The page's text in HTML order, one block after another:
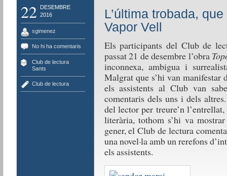
22
DESEMBRE
2016
sgimenez
No hi ha comentaris
Club de lectura,
Sants
Club de lectura
L’última trobada,
Vapor Vell
Els participants del Club de
passat 21 de desembre l’obra
inconnexa, ambigua i
Malgrat que s’hi van manifestar
els assistents al Club van
comentaris dels uns i dels
del lector per treure’n
literària, tothom s’hi va
gener, el Club de lectura
una novel·la amb un rerefons
els assistents.